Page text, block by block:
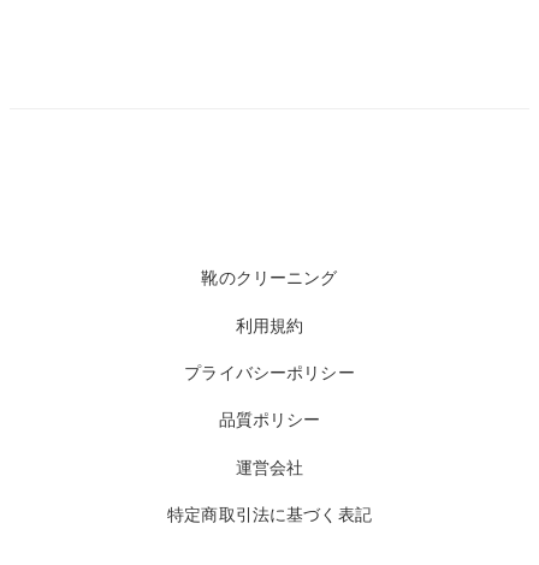
靴のクリーニング
利用規約
プライバシーポリシー
品質ポリシー
運営会社
特定商取引法に基づく表記